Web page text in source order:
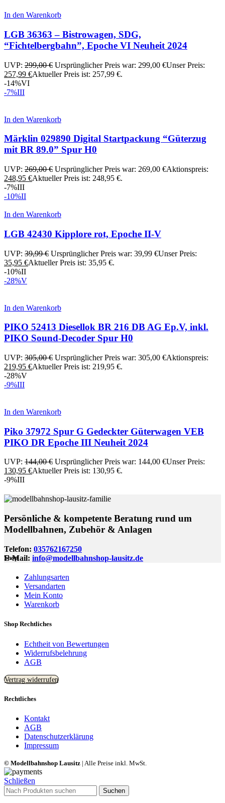
In den Warenkorb
LGB 36363 – Bistrowagen, SDG,
“Fichtelbergbahn”, Epoche VI Neuheit 2024
UVP: 299,00€ Ursprünglicher Preis war: 299,00 €Unser Preis:
257,99 €Aktueller Preis ist: 257,99 €.
-14%VI
-7%III
In den Warenkorb
Märklin 029890 Digital Startpackung “Güterzug
mit BR 89.0” Spur H0
UVP: 269,00€ Ursprünglicher Preis war: 269,00 €Aktionspreis:
248,95 €Aktueller Preis ist: 248,95 €.
-7%III
-10%II
In den Warenkorb
LGB 42430 Kipplore rot, Epoche II-V
UVP: 39,99€ Ursprünglicher Preis war: 39,99 €Unser Preis:
35,95 €Aktueller Preis ist: 35,95 €.
-10%II
-28%V
In den Warenkorb
PIKO 52413 Diesellok BR 216 DB AG Ep.V, inkl.
PIKO Sound-Decoder Spur H0
UVP: 305,00€ Ursprünglicher Preis war: 305,00 €Aktionspreis:
219,95 €Aktueller Preis ist: 219,95 €.
-28%V
-9%III
In den Warenkorb
Piko 37972 Spur G Gedeckter Güterwagen VEB
PIKO DR Epoche III Neuheit 2024
UVP: 144,00€ Ursprünglicher Preis war: 144,00 €Unser Preis:
130,95 €Aktueller Preis ist: 130,95 €.
-9%III
Persönliche & kompetente Beratung rund um
Modellbahnen, Zubehör & Anlagen
Telefon: 035762167250
E-Mail: info@modellbahnshop-lausitz.de
Shop
Zahlungsarten
Versandarten
Mein Konto
Warenkorb
Shop Rechtliches
Echtheit von Bewertungen
Widerrufsbelehrung
AGB
Vertrag widerrufen
Rechtliches
Kontakt
AGB
Datenschutzerklärung
Impressum
© Modellbahnshop Lausitz | Alle Preise inkl. MwSt.
Schließen
Suchen